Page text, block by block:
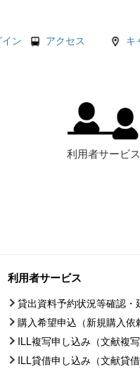
ン アクセス キ
利用者サービス
利用者サービス
貸出資料予約状況等確認・
購入希望申込（新規購入依
ILL複写申し込み（文献複写
ILL貸借申し込み（文献貸借